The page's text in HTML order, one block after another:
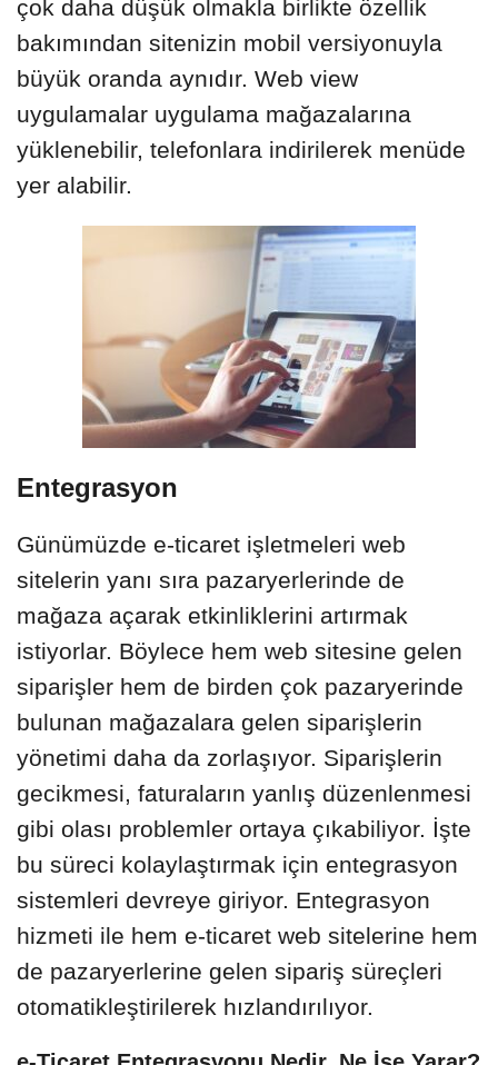
çok daha düşük olmakla birlikte özellik
bakımından sitenizin mobil versiyonuyla
büyük oranda aynıdır. Web view
uygulamalar uygulama mağazalarına
yüklenebilir, telefonlara indirilerek menüde
yer alabilir.
Entegrasyon
Günümüzde e-ticaret işletmeleri web
sitelerin yanı sıra pazaryerlerinde de
mağaza açarak etkinliklerini artırmak
istiyorlar. Böylece hem web sitesine gelen
siparişler hem de birden çok pazaryerinde
bulunan mağazalara gelen siparişlerin
yönetimi daha da zorlaşıyor. Siparişlerin
gecikmesi, faturaların yanlış düzenlenmesi
gibi olası problemler ortaya çıkabiliyor. İşte
bu süreci kolaylaştırmak için entegrasyon
sistemleri devreye giriyor. Entegrasyon
hizmeti ile hem e-ticaret web sitelerine hem
de pazaryerlerine gelen sipariş süreçleri
otomatikleştirilerek hızlandırılıyor.